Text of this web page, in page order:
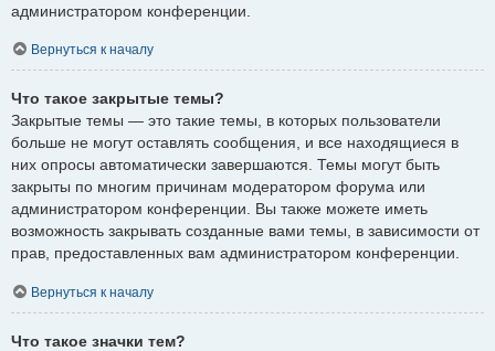
администратором конференции.
Вернуться к началу
Что такое закрытые темы?
Закрытые темы — это такие темы, в которых пользователи
больше не могут оставлять сообщения, и все находящиеся в
них опросы автоматически завершаются. Темы могут быть
закрыты по многим причинам модератором форума или
администратором конференции. Вы также можете иметь
возможность закрывать созданные вами темы, в зависимости от
прав, предоставленных вам администратором конференции.
Вернуться к началу
Что такое значки тем?